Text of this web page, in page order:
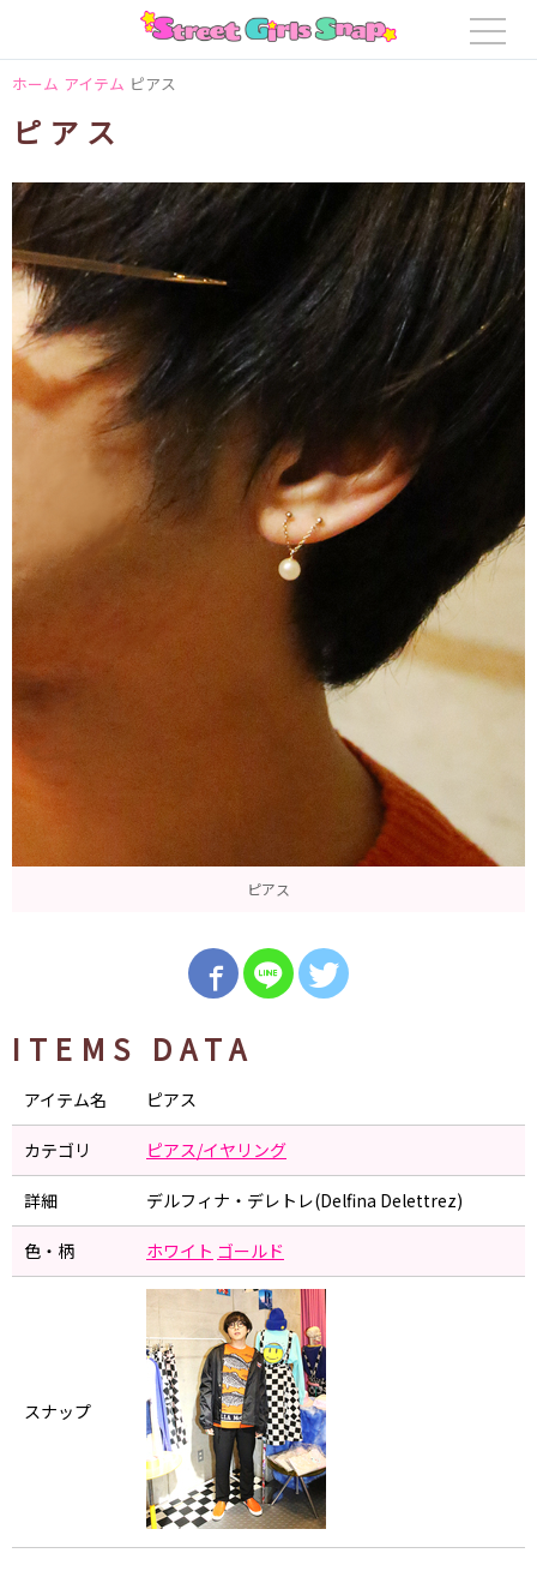
ホーム アイテム ピアス
ピアス
ピアス
ITEMS DATA
アイテム名 ピアス
カテゴリ ピアス/イヤリング
詳細 デルフィナ・デレトレ(Delfina Delettrez)
色・柄 ホワイト ゴールド
スナップ